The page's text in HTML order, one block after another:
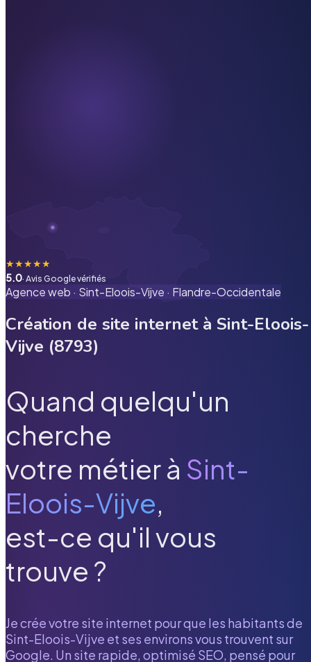
★★★★★
5.0· Avis Google vérifiés
Agence web · Sint-Eloois-Vijve · Flandre-Occidentale
Création de site internet à Sint-Eloois-
Vijve (8793)
Quand quelqu'un
cherche
votre métier à Sint-
Eloois-Vijve,
est-ce qu'il vous
trouve ?
Je crée votre site internet pour que les habitants de
Sint-Eloois-Vijve et ses environs vous trouvent sur
Google. Un site rapide, optimisé SEO, pensé pour